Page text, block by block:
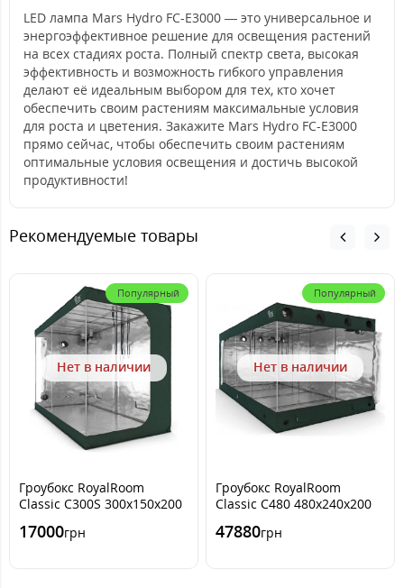
LED лампа Mars Hydro FC-E3000 — это универсальное и
энергоэффективное решение для освещения растений
на всех стадиях роста. Полный спектр света, высокая
эффективность и возможность гибкого управления
делают её идеальным выбором для тех, кто хочет
обеспечить своим растениям максимальные условия
для роста и цветения. Закажите Mars Hydro FC-E3000
прямо сейчас, чтобы обеспечить своим растениям
оптимальные условия освещения и достичь высокой
продуктивности!
Рекомендуемые товары
Популярный
Нет в наличии
Гроубокс RoyalRoom
Classic C300S 300x150x200
17000грн
Популярный
Нет в наличии
Гроубокс RoyalRoom
Classic C480 480x240x200
47880грн